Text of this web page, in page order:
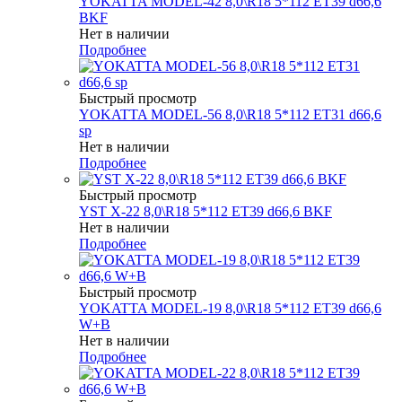
BKF
Нет в наличии
Подробнее
Быстрый просмотр
YOKATTA MODEL-56 8,0\R18 5*112 ET31 d66,6
sp
Нет в наличии
Подробнее
Быстрый просмотр
YST X-22 8,0\R18 5*112 ET39 d66,6 BKF
Нет в наличии
Подробнее
Быстрый просмотр
YOKATTA MODEL-19 8,0\R18 5*112 ET39 d66,6
W+B
Нет в наличии
Подробнее